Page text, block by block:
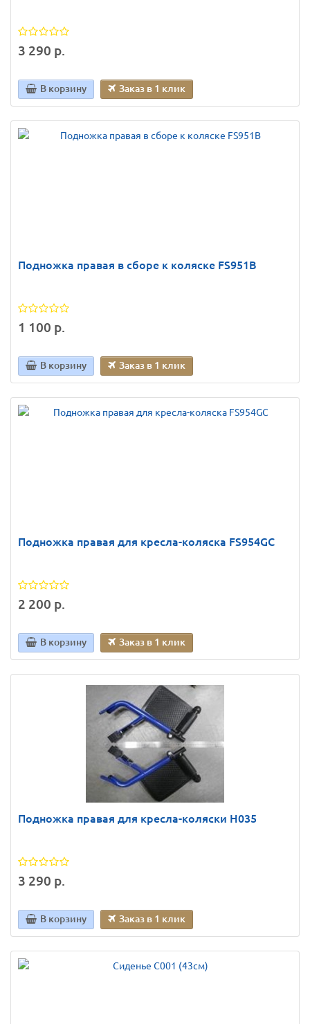
3 290 р.
В корзину Заказ в 1 клик
Подножка правая в сборе к коляске FS951B
1 100 р.
В корзину Заказ в 1 клик
Подножка правая для кресла-коляска FS954GC
2 200 р.
В корзину Заказ в 1 клик
Подножка правая для кресла-коляски Н035
3 290 р.
В корзину Заказ в 1 клик